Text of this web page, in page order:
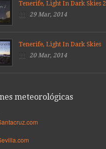
Tenerife, Light In Dark Skies 2
29 Mar, 2014
Tenerife, Light In Dark Skies
20 Mar, 2014
meteorológicas